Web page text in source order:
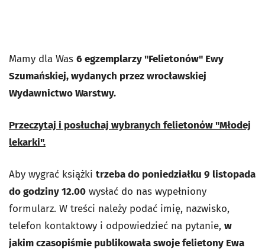
Mamy dla Was 6 egzemplarzy "Felietonów" Ewy
Szumańskiej, wydanych przez wrocławskiej
Wydawnictwo Warstwy.
Przeczytaj i posłuchaj wybranych felietonów "Młodej
lekarki".
Aby wygrać książki trzeba do poniedziałku 9 listopada
do godziny 12.00 wysłać do nas wypełniony
formularz. W treści należy podać imię, nazwisko,
telefon kontaktowy i odpowiedzieć na pytanie, w
jakim czasopiśmie publikowała swoje felietony Ewa